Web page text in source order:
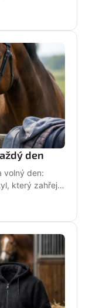
den
volný den:
který zahřeje